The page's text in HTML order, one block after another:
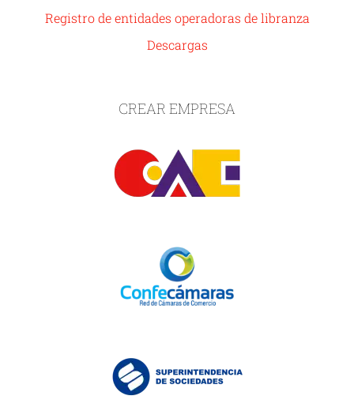
Registro de entidades operadoras de libranza
Descargas
CREAR EMPRESA